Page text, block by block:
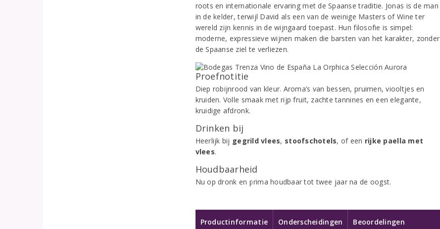
roots en internationale ervaring met de Spaanse traditie. Jonas is de man
in de kelder, terwijl David als een van de weinige Masters of Wine ter
wereld zijn kennis in de wijngaard toepast. Hun filosofie is simpel:
moderne, expressieve wijnen maken die barsten van het karakter, zonder
de Spaanse ziel te verliezen.
Proefnotitie
Diep robijnrood van kleur. Aroma’s van bessen, pruimen, viooltjes en
kruiden. Volle smaak met rijp fruit, zachte tannines en een elegante,
kruidige afdronk.
Drinken bij
Heerlijk bij gegrild vlees, stoofschotels, of een rijke paella met
vlees.
Houdbaarheid
Nu op dronk en prima houdbaar tot twee jaar na de oogst.
Productinformatie Onderscheidingen Beoordelingen